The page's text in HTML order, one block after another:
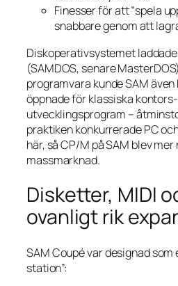
Finesser för att ”spela
snabbare genom att
Diskoperativsystemet
(SAMDOS, senare
programvara kunde SAM även
öppnade för klassiska
utvecklingsprogram –
praktiken konkurrerade PC
här, så CP/M på SAM blev
massmarknad.
Disketter, MIDI
ovanligt rik
SAM Coupé var designad
station”: